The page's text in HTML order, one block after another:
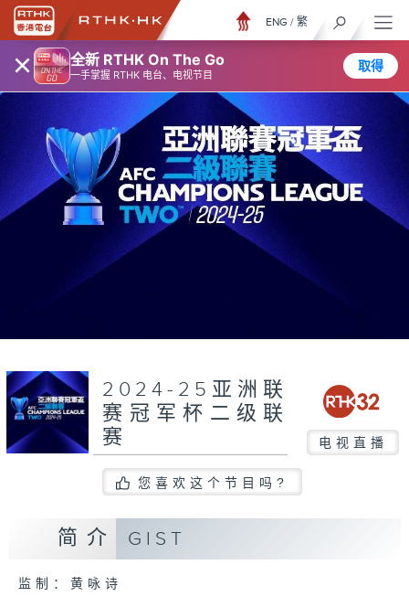
× 全新 RTHK On The Go
一手掌握 RTHK 电台、电视节目
取得
ENG / 繁
2024-25亚洲联
赛冠军杯二级联
赛
电视直播
您喜欢这个节目吗?
简介 GIST
监制：黄咏诗